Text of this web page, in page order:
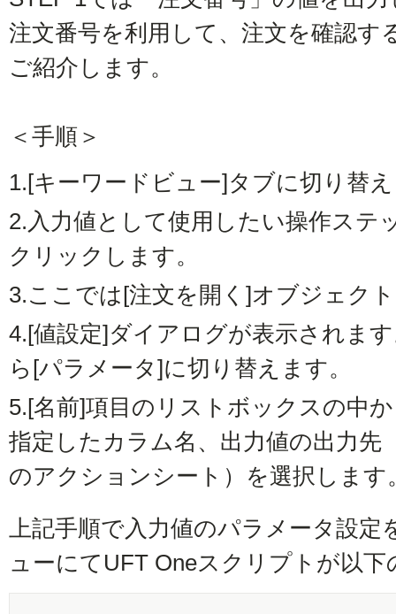
注文番号を利用して、注文を確認す
ご紹介します。
＜手順＞
1.[キーワードビュー]タブに切り替
2.入力値として使用したい操作ステ
クリックします。
3.ここでは[注文を開く]オブジェク
4.[値設定]ダイアログが表示されま
ら[パラメータ]に切り替えます。
5.[名前]項目のリストボックスの中
指定したカラム名、出力値の出力先
のアクションシート）を選択します
上記手順で入力値のパラメータ設定
ューにてUFT Oneスクリプトが以